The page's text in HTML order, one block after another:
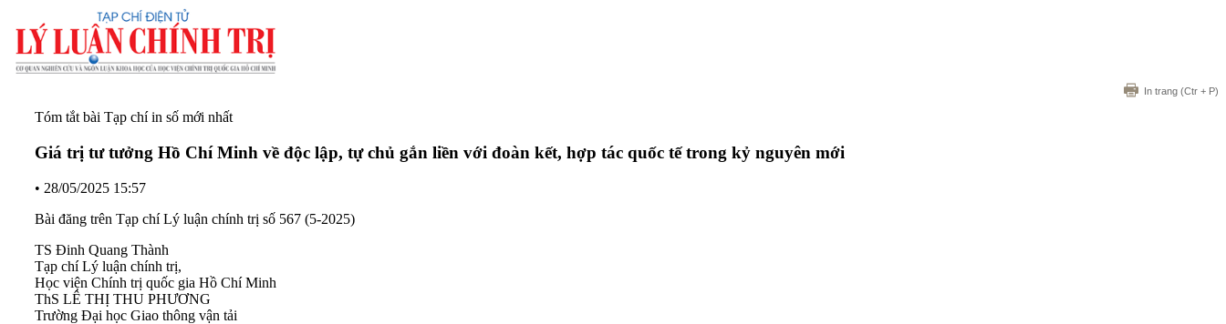
In trang (Ctr + P)
Tóm tắt bài Tạp chí in số mới nhất
Giá trị tư tưởng Hồ Chí Minh về độc lập, tự chủ gắn liền với đoàn kết, hợp tác quốc tế trong kỷ nguyên mới
• 28/05/2025 15:57
Bài đăng trên Tạp chí Lý luận chính trị số 567 (5-2025)
TS Đinh Quang Thành
Tạp chí Lý luận chính trị,
Học viện Chính trị quốc gia Hồ Chí Minh
ThS LÊ THỊ THU PHƯƠNG
Trường Đại học Giao thông vận tải